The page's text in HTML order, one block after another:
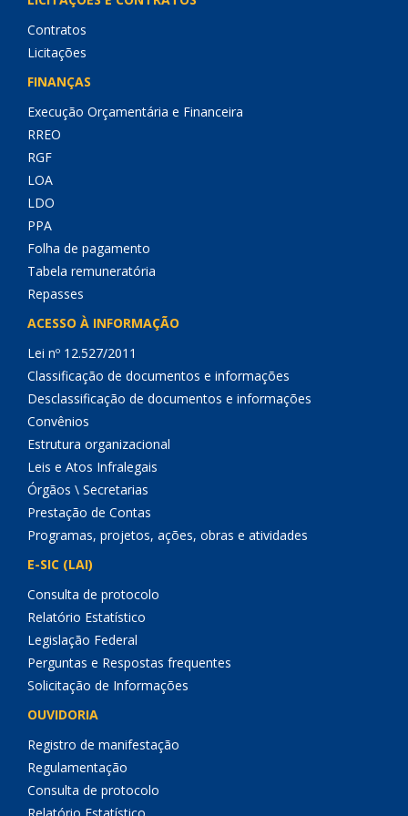
Contratos
Licitações
FINANÇAS
Execução Orçamentária e Financeira
RREO
RGF
LOA
LDO
PPA
Folha de pagamento
Tabela remuneratória
Repasses
ACESSO À INFORMAÇÃO
Lei nº 12.527/2011
Classificação de documentos e informações
Desclassificação de documentos e informações
Convênios
Estrutura organizacional
Leis e Atos Infralegais
Órgãos \ Secretarias
Prestação de Contas
Programas, projetos, ações, obras e atividades
E-SIC (LAI)
Consulta de protocolo
Relatório Estatístico
Legislação Federal
Perguntas e Respostas frequentes
Solicitação de Informações
OUVIDORIA
Registro de manifestação
Regulamentação
Consulta de protocolo